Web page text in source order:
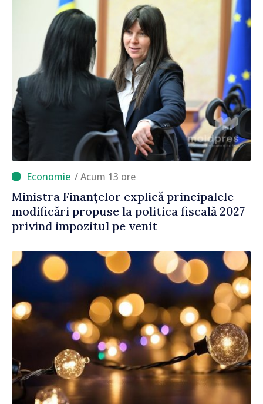
/ Acum 13 ore
Ministra Finanțelor explică principalele
modificări propuse la politica fiscală 2027
privind impozitul pe venit